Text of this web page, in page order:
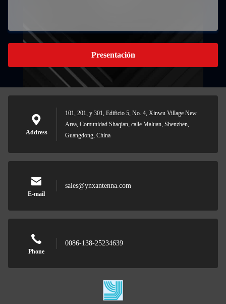
Presentación
Address
101, 201, y 301, Edificio 5, No. 4, Xinwu Village New
Area, Comunidad Shaqian, calle Maluan, Shenzhen,
Guangdong, China
E-mail
sales@ynxantenna.com
Phone
0086-138-25234639